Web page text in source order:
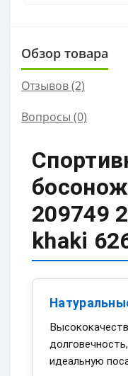
Обзор товара
Отзывов (2)
Вопросы (0)
209749
khaki
идеальную